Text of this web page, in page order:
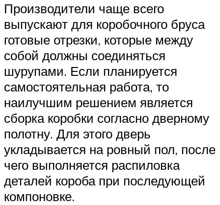
Производители чаще всего
выпускают для коробочного бруса
готовые отрезки, которые между
собой должны соединяться
шурупами. Если планируется
самостоятельная работа, то
наилучшим решением является
сборка коробки согласно дверному
полотну. Для этого дверь
укладывается на ровный пол, после
чего выполняется распиловка
деталей короба при последующей
компоновке.